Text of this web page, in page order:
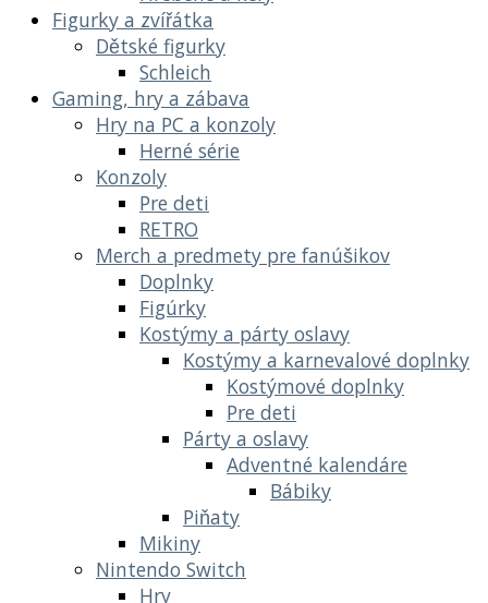
Figurky a zvířátka
Dětské figurky
Schleich
Gaming, hry a zábava
Hry na PC a konzoly
Herné série
Konzoly
Pre deti
RETRO
Merch a predmety pre fanúšikov
Doplnky
Figúrky
Kostýmy a párty oslavy
Kostýmy a karnevalové doplnky
Kostýmové doplnky
Pre deti
Párty a oslavy
Adventné kalendáre
Bábiky
Piňaty
Mikiny
Nintendo Switch
Hry